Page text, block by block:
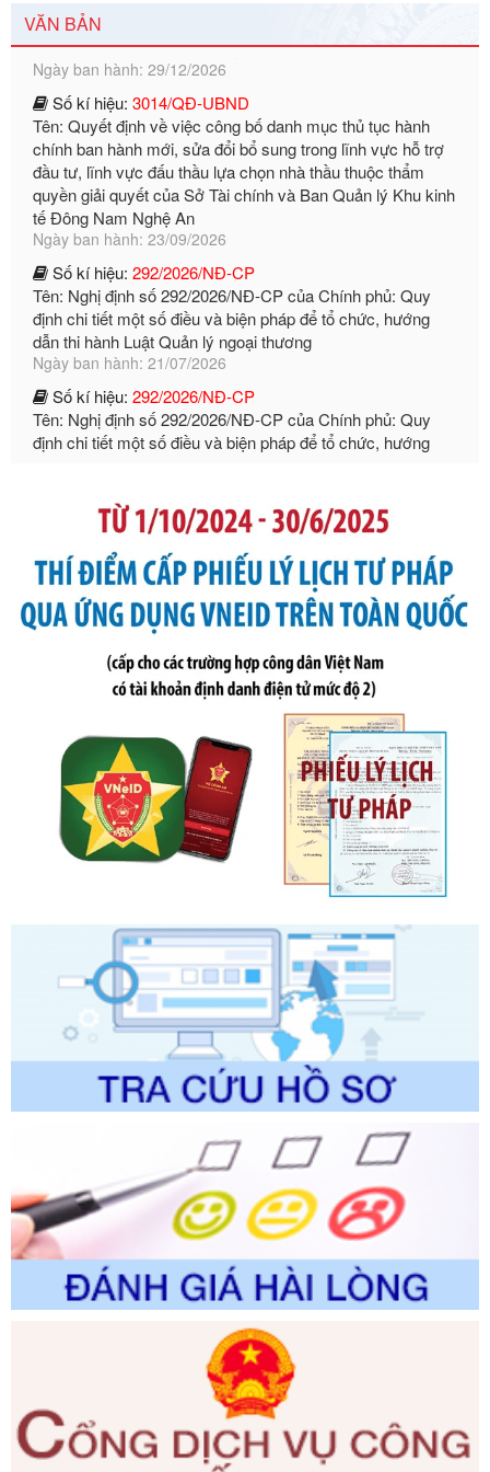
VĂN BẢN
Ngày ban hành: 29/12/2026
Tên: Quyết định về việc công bố danh mục thủ tục hành
chính ban hành mới, sửa đổi bổ sung trong lĩnh vực hỗ trợ
đầu tư, lĩnh vực đấu thầu lựa chọn nhà thầu thuộc thẩm
quyền giải quyết của Sở Tài chính và Ban Quản lý Khu kinh
tế Đông Nam Nghệ An
Ngày ban hành: 23/09/2026
Số kí hiệu: 292/2026/NĐ-CP
Tên: Nghị định số 292/2026/NĐ-CP của Chính phủ: Quy
định chi tiết một số điều và biện pháp để tổ chức, hướng
dẫn thi hành Luật Quản lý ngoại thương
Ngày ban hành: 21/07/2026
Số kí hiệu:292/2026/NĐ-CP
Tên: Nghị định số 292/2026/NĐ-CP của Chính phủ: Quy
định chi tiết một số điều và biện pháp để tổ chức, hướng
dẫn thi hành Luật Quản lý ngoại thương
Ngày ban hành: 21/07/2026
bỏ Thông tư số 87/2019/TT- BТC ngày 19 tháng 12 năm
2019 của Bộ trưởng Bộ Tài chính hướng dẫn thực hiện xử
phạt vi phạm hành chính trong lĩnh vực kho bạc nhà nước
Ngày ban hành: 21/07/2026
Số kí hiệu:291/2026/NĐ-CP
đổi, bổ sung một số điều của Nghị định số 125/2020/NĐ-СР
ngày 19 tháng 10 năm 2020 của Chính phủ quy định xử
phạt vi phạm hành chính về thuế, hóa đơn được sửa đổi, bổ
sung bởi Nghị định số 102/2021/NĐ-CP
Ngày ban hành: 20/07/2026
Số kí hiệu:2303/QĐ-UBND
Tên: Quyết định công bố Danh mục thủ tục hành chính mới
ban hành, được sửa đổi, bổ sung, bị bãi bỏ và phê duyệt
Quy trình nội bộ, quy trình điện tử giải quyết thủ tục hành
chính trong một số lĩnh vực thuộc phạm vi chức năng quản
Ngày ban hành: 01/06/2026
Số kí hiệu:2304/QĐ-UBND
Tên: Quyết định công bố Danh mục thủ tục hành chính
được sửa đổi, bổ sung và phê duyệt Quy trình nội bộ, quy
trình điện tử giải quyết thủ tục hành chính trong lĩnh vực Du
lịch thuộc phạm vi chức năng quản lý của Sở Văn hóa, Thể
thao và Du lịch
Ngày ban hành: 01/06/2026
Tên: Về việc công bố Danh mục thủ tục hành chính sửa
đổi, bổ sung và phê duyệt Quy trình nội bộ, quy trình điện tử
trong giải quyết thủtục hành chính lĩnh vực biến đổi khí hậu
thuộc phạm vi giải quyết của Sở Nông nghiệp và Môi
trường
Ngày ban hành: 01/06/2026
Số kí hiệu:2300/QĐ-UBND
Tên: V/v công bố danh mục thủ tục hành chính được sửa
đổi, bổ sung và phê duyệt quy trình nội bộ, quy trình điện tử
giải quyết thủ tục hành chính trong lĩnh vực Luật sư thuộc
phạm vi chức năng quản lý của Sở Tư pháp
Ngày ban hành: 01/06/2026
Số kí hiệu:351/2025/NĐ-CP